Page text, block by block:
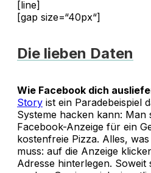
[line]
[gap size=“40px“]
Die lieben Daten
Wie Facebook dich
Story ist ein Paradebeispiel
Systeme hacken kann: Man
Facebook-Anzeige für ein
kostenfreie Pizza. Alles,
muss: auf die Anzeige
Adresse hinterlegen.